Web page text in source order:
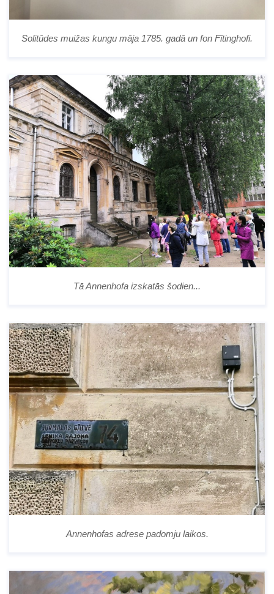
Solitūdes muižas kungu māja 1785. gadā un fon Fītinghofi.
Tā Annenhofa izskatās šodien...
Annenhofas adrese padomju laikos.